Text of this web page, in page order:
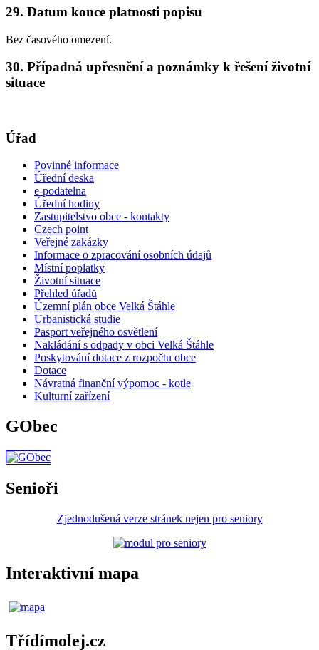
29. Datum konce platnosti popisu
Bez časového omezení.
30. Případná upřesnění a poznámky k řešení životní
situace
Úřad
Povinné informace
Úřední deska
e-podatelna
Úřední hodiny
Zastupitelstvo obce - kontakty
Czech point
Veřejné zakázky
Informace o zpracování osobních údajů
Místní poplatky
Životní situace
Přehled úřadů
Územní plán obce Velká Štáhle
Urbanistická studie
Pasport veřejného osvětlení
Nakládání s odpady v obci Velká Štáhle
Poskytování dotace z rozpočtu obce
Dotace
Návratná finanční výpomoc - kotle
Kulturní zařízení
GObec
Senioři
Zjednodušená verze stránek nejen pro seniory
Interaktivní mapa
Třídímolej.cz